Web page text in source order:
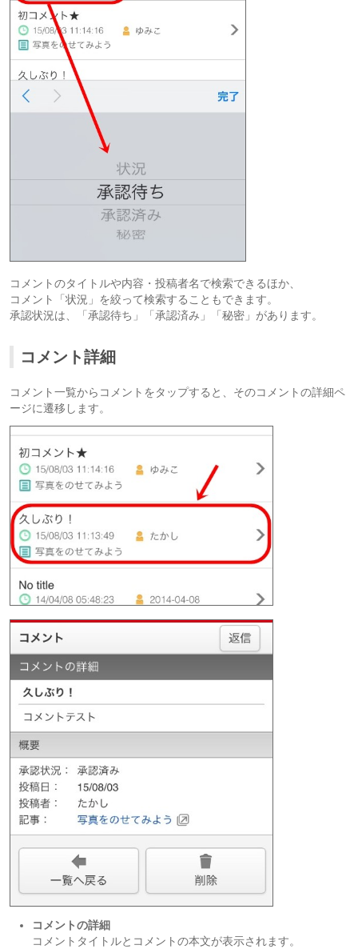
コメントのタイトルや内容・投稿者名で検索できるほか、
コメント「状況」を絞って検索することもできます。
承認状況は、「承認待ち」「承認済み」「秘密」があります。
コメント詳細
コメント一覧からコメントをタップすると、そのコメントの詳細ペ
ージに遷移します。
コメントの詳細
コメントタイトルとコメントの本文が表示されます。